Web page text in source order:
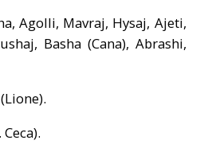
Agolli, Mavraj, Hysaj, Ajeti,
Basha (Cana), Abrashi,